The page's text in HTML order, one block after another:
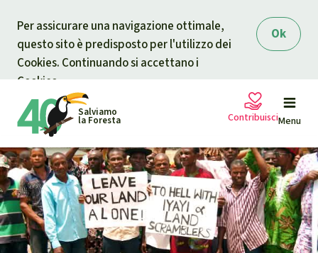
Ok
Per assicurare una navigazione ottimale,
questo sito è predisposto per l'utilizzo dei
Cookies. Continuando si accettano i
Cookies.
Salviamo
la Foresta Menu
Petizioni
Progetti
Contribuisci
La tua donazione aiuta
Sostieni Salviamo la Foresta